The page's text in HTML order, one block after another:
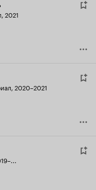
2021
2020–2021